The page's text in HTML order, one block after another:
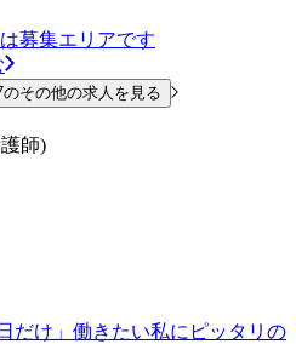
募集エリアです
その他の求人を見る
師)
だけ」働きたい私にピッタリの